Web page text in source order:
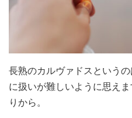
長熟のカルヴァドスという
に扱いが難しいように思え
りから。